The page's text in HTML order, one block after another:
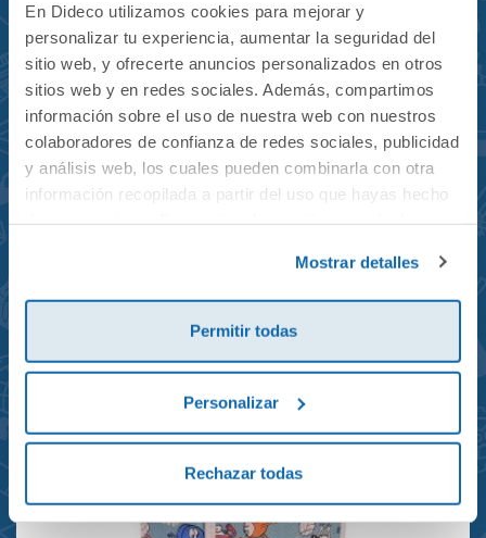
En Dideco utilizamos cookies para mejorar y
personalizar tu experiencia, aumentar la seguridad del
sitio web, y ofrecerte anuncios personalizados en otros
sitios web y en redes sociales. Además, compartimos
información sobre el uso de nuestra web con nuestros
colaboradores de confianza de redes sociales, publicidad
y análisis web, los cuales pueden combinarla con otra
información recopilada a partir del uso que hayas hecho
Mostrar detalles
Permitir todas
Personalizar
Rechazar todas
reciclada 21x10x28cm
23,95€